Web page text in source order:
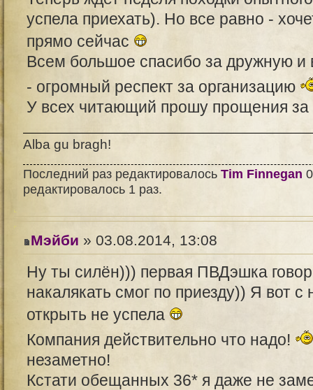
успела приехать). Но все равно -
прямо сейчас
Всем большое спасибо за дружную
- огромный респект за организацию
У всех читающий прошу прощения за
Alba gu bragh!
Последний раз редактировалось Tim Finnegan
редактировалось 1 раз.
Мэйби » 03.08.2014, 13:08
Ну ты силён))) первая ПВДэшка
накалякать смог по приезду)) Я вот
открыть не успела
Компания действительно что надо!
незаметно!
Кстати обещанных 36* я даже не